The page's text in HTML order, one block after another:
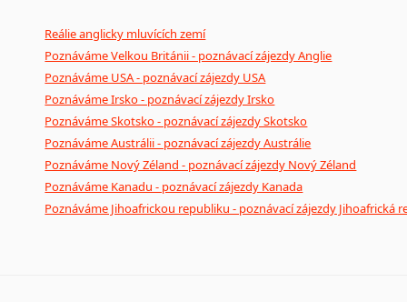
Reálie anglicky mluvících zemí
Poznáváme Velkou Británii - poznávací zájezdy Anglie
Poznáváme USA - poznávací zájezdy USA
Poznáváme Irsko - poznávací zájezdy Irsko
Poznáváme Skotsko - poznávací zájezdy Skotsko
Poznáváme Austrálii - poznávací zájezdy Austrálie
Poznáváme Nový Zéland - poznávací zájezdy Nový Zéland
Poznáváme Kanadu - poznávací zájezdy Kanada
Poznáváme Jihoafrickou republiku - poznávací zájezdy Jihoafrická